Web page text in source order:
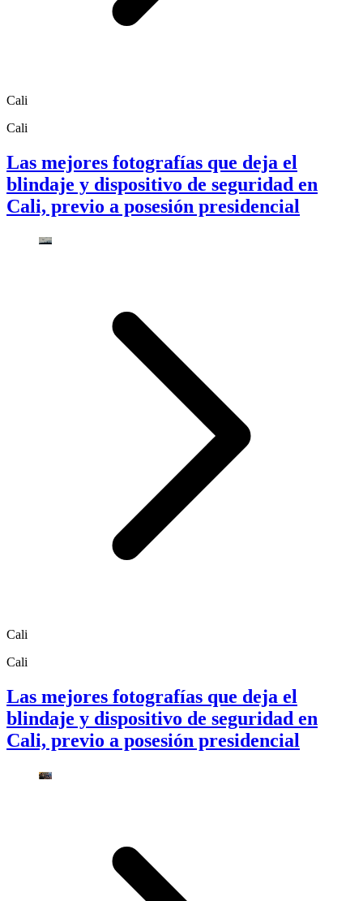
Cali
Cali
Las mejores fotografías que deja el
blindaje y dispositivo de seguridad en
Cali, previo a posesión presidencial
Cali
Cali
Las mejores fotografías que deja el
blindaje y dispositivo de seguridad en
Cali, previo a posesión presidencial